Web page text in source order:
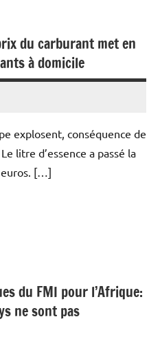
du carburant met en
à domicile
explosent, conséquence de
litre d’essence a passé la
euros. […]
du FMI pour l’Afrique:
ne sont pas